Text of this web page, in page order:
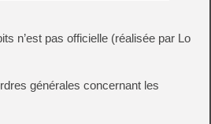
n’est pas officielle (réalisée par Lo
générales concernant les